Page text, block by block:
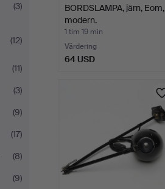
(3)
(12)
(11)
(3)
(9)
(17)
(8)
(9)
BORDSLAMPA, järn, Eom,
modern.
1 tim 19 min
Värdering
64 USD